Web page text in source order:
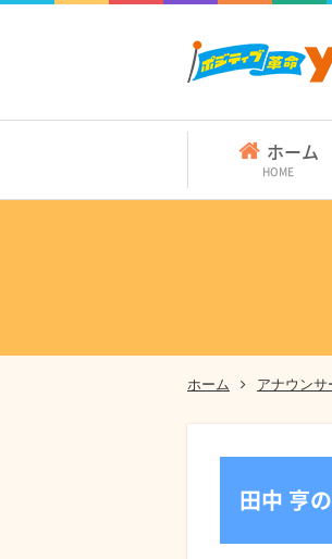
ホーム
HOME
ホーム アナウンサ
田中 亨